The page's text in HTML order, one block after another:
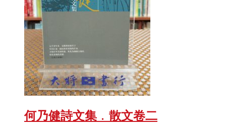
何乃健詩文集﹒散文卷二